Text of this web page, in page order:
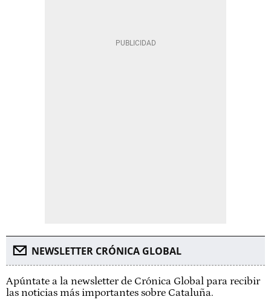
NEWSLETTER CRÓNICA GLOBAL
Apúntate a la newsletter de Crónica Global para recibir
las noticias más importantes sobre Cataluña.